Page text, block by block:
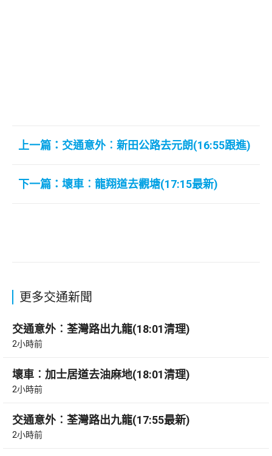
上一篇：交通意外︰新田公路去元朗(16:55跟進)
下一篇：壞車︰龍翔道去觀塘(17:15最新)
更多交通新聞
交通意外︰荃灣路出九龍(18:01清理)
2小時前
壞車︰加士居道去油麻地(18:01清理)
2小時前
交通意外︰荃灣路出九龍(17:55最新)
2小時前